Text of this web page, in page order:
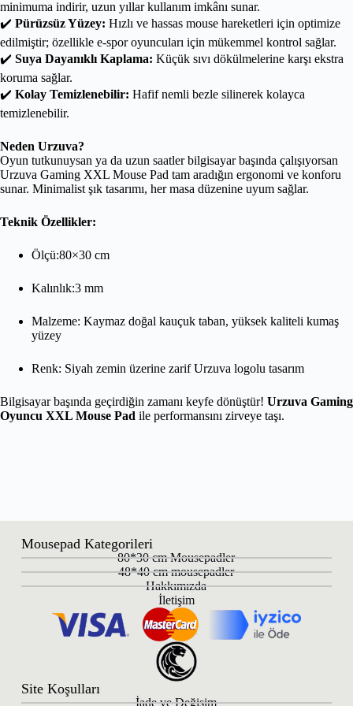
minimuma indirir, uzun yıllar kullanım imkânı sunar.
✔️ Pürüzsüz Yüzey: Hızlı ve hassas mouse hareketleri için optimize
edilmiştir; özellikle e-spor oyuncuları için mükemmel kontrol sağlar.
✔️ Suya Dayanıklı Kaplama: Küçük sıvı dökülmelerine karşı ekstra
koruma sağlar.
✔️ Kolay Temizlenebilir: Hafif nemli bezle silinerek kolayca
temizlenebilir.
Neden Urzuva?
Oyun tutkunuysan ya da uzun saatler bilgisayar başında çalışıyorsan
Urzuva Gaming XXL Mouse Pad tam aradığın ergonomi ve konforu
sunar. Minimalist şık tasarımı, her masa düzenine uyum sağlar.
Teknik Özellikler:
Ölçü:80×30 cm
Kalınlık:3 mm
Malzeme: Kaymaz doğal kauçuk taban, yüksek kaliteli kumaş
yüzey
Renk: Siyah zemin üzerine zarif Urzuva logolu tasarım
Bilgisayar başında geçirdiğin zamanı keyfe dönüştür! Urzuva Gaming
Oyuncu XXL Mouse Pad ile performansını zirveye taşı.
Mousepad Kategorileri
80*30 cm Mousepadler
48*40 cm mousepadler
Hakkımızda
İletişim
Site Koşulları
İade ve Değişim